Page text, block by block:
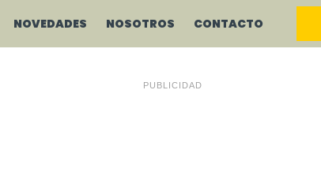
NOVEDADES NOSOTROS CONTACTO
PUBLICIDAD